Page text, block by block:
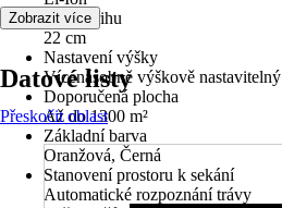
Šířka střihu
22 cm
Nastavení výšky
Vícenásobně výškově nastavitelný
Doporučená plocha
Až do 1300 m²
Základní barva
Oranžová, Černá
Stanovení prostoru k sekání
Automatické rozpoznání trávy
Zobrazit více
Datové listy
Přeskočit oblast